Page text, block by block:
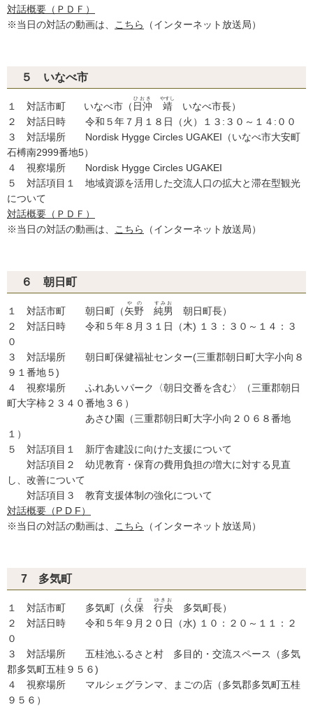
対話概要（ＰＤＦ）
※当日の対話の動画は、
こちら （インターネット放送局）
５ いなべ市
１ 対話市町 いなべ市（ 日沖
ひおき
靖
やすし
いなべ市長）
２ 対話日時 令和５年７月１８日（火）１３:３０～１４:００
３ 対話場所 Nordisk Hygge Circles UGAKEI（いなべ市大安町
石榑南2999番地5）
４ 視察場所 Nordisk Hygge Circles UGAKEI
５ 対話項目１ 地域資源を活用した交流人口の拡大と滞在型観光
について
対話概要（ＰＤＦ）
※当日の対話の動画は、
こちら （インターネット放送局）
６ 朝日町
１ 対話市町 朝日町（矢野
やの
純男
すみお
朝日町長）
２ 対話日時 令和５年８月３１日（木) １３：３０～１４：３
０
３ 対話場所 朝日町保健福祉センター(三重郡朝日町大字小向８
９１番地５)
４ 視察場所 ふれあいパーク〈朝日交番を含む〉（三重郡朝日
町大字柿２３４０番地３６）
あさひ園（三重郡朝日町大字小向２０６８番地
１）
５ 対話項目１ 新庁舎建設に向けた支援について
対話項目２ 幼児教育・保育の費用負担の増大に対する見直
し、改善について
対話項目３ 教育支援体制の強化について
対話概要（P D F）
※当日の対話の動画は、
こちら （インターネット放送局）
7 多気町
１ 対話市町 多気町（久保
くぼ
行央
ゆきお
多気町長）
２ 対話日時 令和５年９月２０日（水) １０：２０～１１：２
０
３ 対話場所 五桂池ふるさと村 多目的・交流スペース（多気
郡多気町五桂９５６)
４ 視察場所 マルシェグランマ、まごの店（多気郡多気町五桂
９５６）